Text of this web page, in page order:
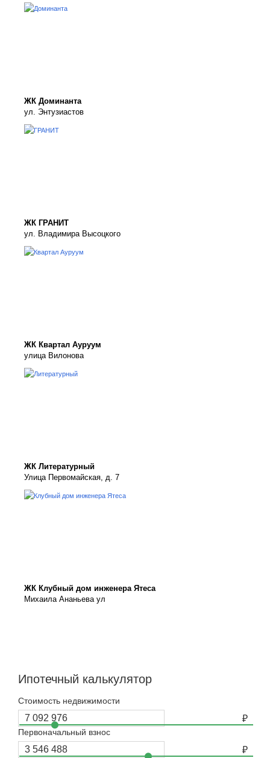
ЖК Доминанта
ул. Энтузиастов
ЖК ГРАНИТ
ул. Владимира Высоцкого
ЖК Квартал Ауруум
улица Вилонова
ЖК Литературный
Улица Первомайская, д. 7
ЖК Клубный дом инженера Ятеса
Михаила Ананьева ул
Ипотечный калькулятор
Стоимость недвижимости
Первоначальный взнос